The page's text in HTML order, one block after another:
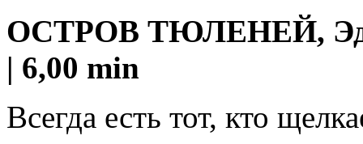
ОСТРОВ ТЮЛЕНЕЙ,
| 6,00 min
Всегда есть тот, кто